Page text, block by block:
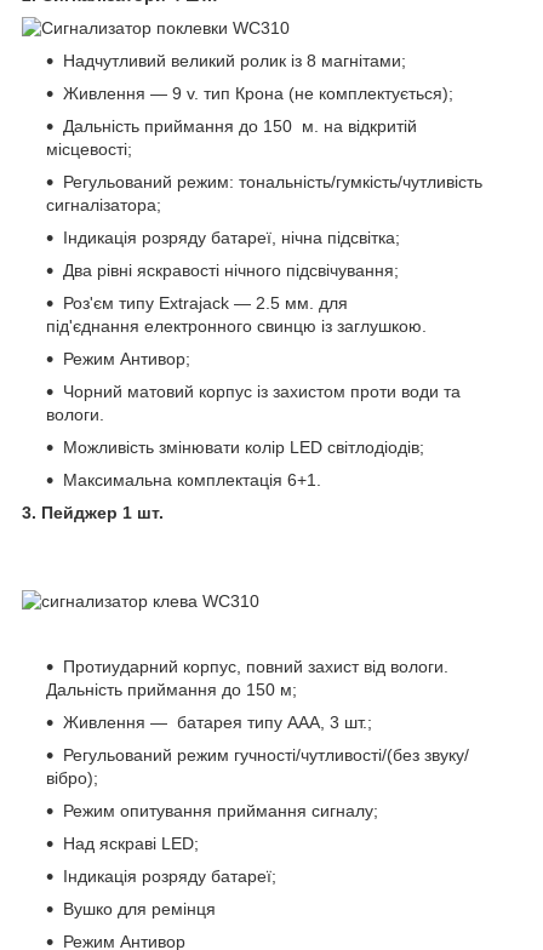
Надчутливий великий ролик із 8 магнітами;
Живлення — 9 v. тип Крона (не комплектується);
Дальність приймання до 150 м. на відкритій
місцевості;
Регульований режим: тональність/гумкість/чутливість
сигналізатора;
Індикація розряду батареї, нічна підсвітка;
Два рівні яскравості нічного підсвічування;
Роз'єм типу Extrajack — 2.5 мм. для
під'єднання електронного свинцю із заглушкою.
Режим Антивор;
Чорний матовий корпус із захистом проти води та
вологи.
Можливість змінювати колір LED світлодіодів;
Максимальна комплектація 6+1.
3. Пейджер 1 шт.
Протиударний корпус, повний захист від вологи.
Дальність приймання до 150 м;
Живлення — батарея типу ААА, 3 шт.;
Регульований режим гучності/чутливості/(без звуку/
вібро);
Режим опитування приймання сигналу;
Над яскраві LED;
Індикація розряду батареї;
Вушко для ремінця
Режим Антивор